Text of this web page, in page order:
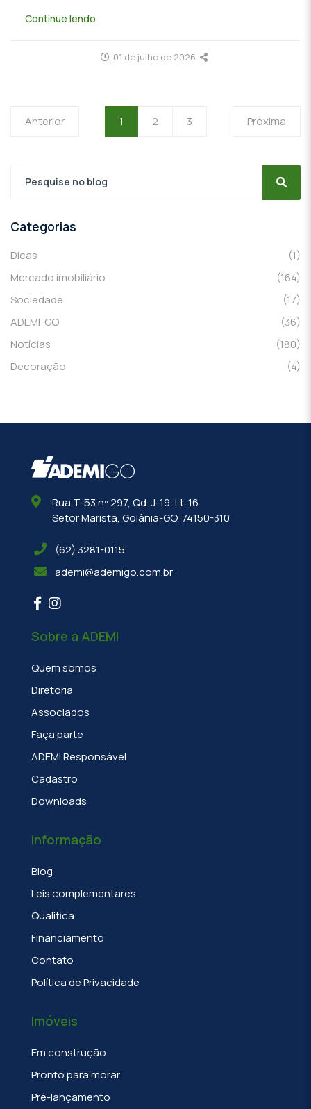
Continue lendo
01 de julho de 2026
Anterior 1 2 3 Próxima
Categorias
Dicas
(1)
Mercado imobiliário
(164)
Sociedade
(17)
ADEMI-GO
(36)
Notícias
(180)
Decoração
(4)
Rua T-53 nº 297, Qd. J-19, Lt. 16
Setor Marista, Goiânia-GO, 74150-310
(62) 3281-0115
ademi@ademigo.com.br
Sobre a ADEMI
Quem somos
Diretoria
Associados
Faça parte
ADEMI Responsável
Cadastro
Downloads
Informação
Blog
Leis complementares
Qualifica
Financiamento
Contato
Política de Privacidade
Imóveis
Em construção
Pronto para morar
Pré-lançamento